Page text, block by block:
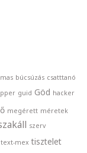
búcsúzás csatttanó
guid Göd hacker
megérett méretek
szerv
text-mex tisztelet